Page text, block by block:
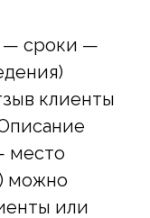
— сроки —
клиенты
место
можно
или